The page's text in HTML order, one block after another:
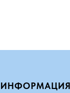
ИНФОРМАЦИЯ